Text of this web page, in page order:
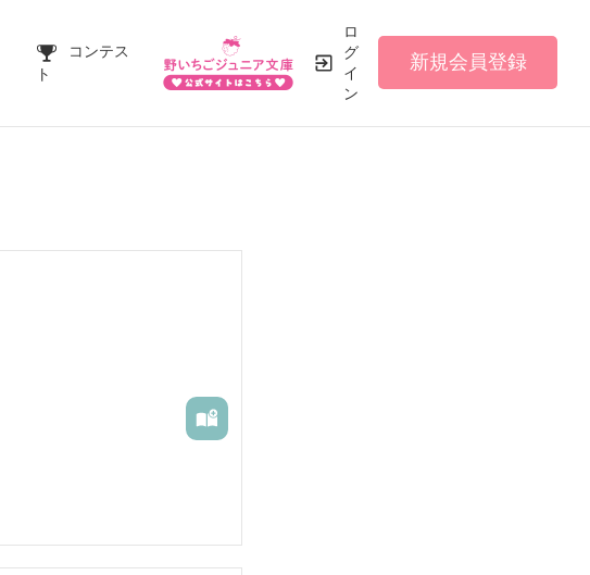
コンテス
ト
ロ
グ
イ
ン
新規会員登録